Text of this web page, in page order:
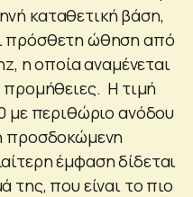
καταθετική βάση,
πρόσθετη ώθηση από
η οποία αναμένεται
προμήθειες. Η τιμή
με περιθώριο ανόδου
προσδοκώμενη
έμφαση δίδεται
της, που είναι το πιο